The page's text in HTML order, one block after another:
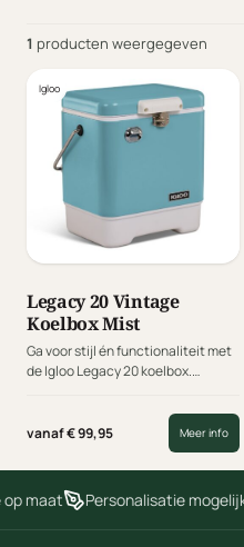
1 producten weergegeven
Igloo
Legacy 20 Vintage
Koelbox Mist
Ga voor stijl én functionaliteit met
de Igloo Legacy 20 koelbox.
koelers van vroeger, maar uitgerust
met hedendaagse technologie.
Tijdloos design, moderne
prestaties!
vanaf € 99,95 Meer info
maat Personalisatie mogelijk